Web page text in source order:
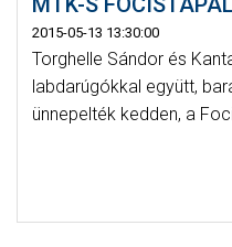
2015-05-13 13:30:00
Torghelle Sándor és
labdarúgókkal együtt,
ünnepelték kedden, a